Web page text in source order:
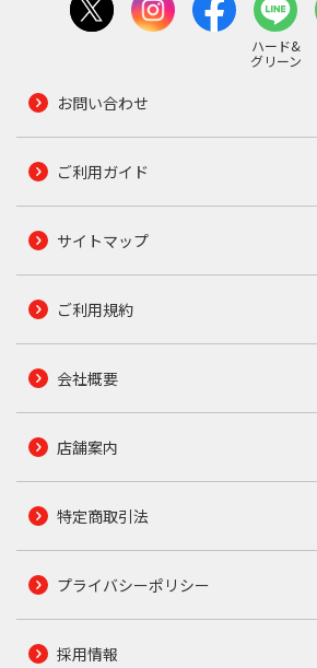
ハード&
グリーン
お問い合わせ
ご利用ガイド
サイトマップ
ご利用規約
会社概要
店舗案内
特定商取引法
プライバシーポリシー
採用情報